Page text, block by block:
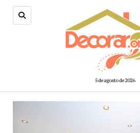
5 de agosto de 2026